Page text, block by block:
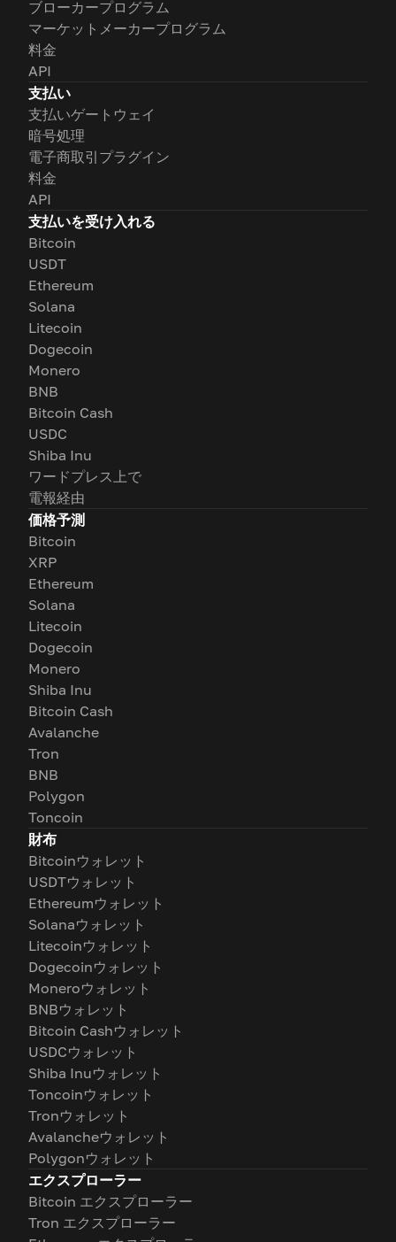
ブローカープログラム
マーケットメーカープログラム
料金
API
支払い
支払いゲートウェイ
暗号処理
電子商取引プラグイン
料金
API
支払いを受け入れる
Bitcoin
USDT
Ethereum
Solana
Litecoin
Dogecoin
Monero
BNB
Bitcoin Cash
USDC
Shiba Inu
ワードプレス上で
電報経由
価格予測
Bitcoin
XRP
Ethereum
Solana
Litecoin
Dogecoin
Monero
Shiba Inu
Bitcoin Cash
Avalanche
Tron
BNB
Polygon
Toncoin
財布
Bitcoinウォレット
USDTウォレット
Ethereumウォレット
Solanaウォレット
Litecoinウォレット
Dogecoinウォレット
Moneroウォレット
BNBウォレット
Bitcoin Cashウォレット
USDCウォレット
Shiba Inuウォレット
Toncoinウォレット
Tronウォレット
Avalancheウォレット
Polygonウォレット
エクスプローラー
Bitcoin エクスプローラー
Tron エクスプローラー